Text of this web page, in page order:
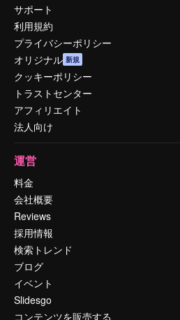
サポート
利用規約
プライバシーポリシー
オリジナル 新規
クッキーポリシー
トラストセンター
アフィリエイト
法人向け
運営
料金
会社概要
Reviews
採用情報
検索トレンド
ブログ
イベント
Slidesgo
コンテンツを販売する